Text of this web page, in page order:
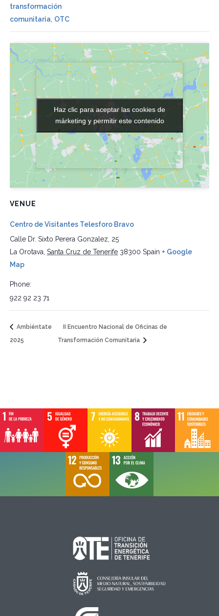
transformación
comunitaria OTC
VENUE
Centro de Visitantes Telesforo Bravo
Calle Dr. Sixto Perera Gonzalez, 25
La Orotava Santa Cruz de Tenerife 38300 Spain + Google
Map
Phone:
922 92 23 71
Haz clic para aceptar las cookies de
márketing y permitir este contenido
Haz clic para aceptar las cookies de
márketing y permitir este contenido
Ambiéntate
2025
II Encuentro Nacional de Oficinas de
Transformación Comunitaria